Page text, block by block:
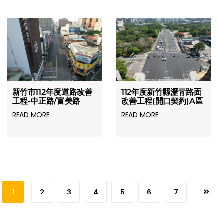
新竹市112年度道路改善
工程-中正路/富美路
READ MORE
112年度新竹縣瀝青路面
改善工程(開口契約)A區
READ MORE
1 2 3 4 5 6 7